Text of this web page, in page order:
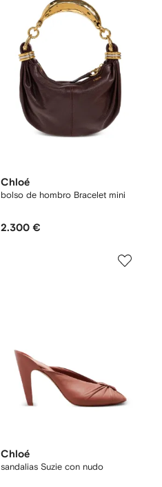
Chloé
bolso de hombro Bracelet mini
2.300 €
Chloé
sandalias Suzie con nudo